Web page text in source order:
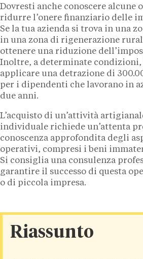
Dovresti anche conoscere alcune
ridurre l’onere finanziario delle
Se la tua azienda si trova in una
in una zona di rigenerazione
ottenere una riduzione
Inoltre, a determinate condizioni,
applicare una detrazione di
per i dipendenti che lavorano in
due anni.
L’acquisto di un’attività
individuale richiede un’attenta
conoscenza approfondita degli
operativi, compresi i beni
Si consiglia una consulenza
garantire il successo di questa
o di piccola impresa.
Riassunto